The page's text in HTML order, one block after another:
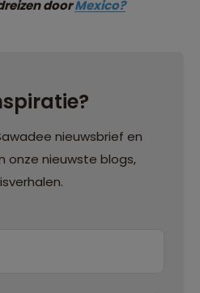
doorMexico?
nieuwsbrief en
onze nieuwste blogs,